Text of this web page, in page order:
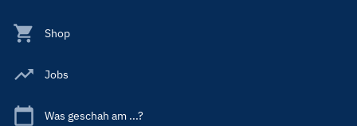
Shop
Jobs
Was geschah am ...?